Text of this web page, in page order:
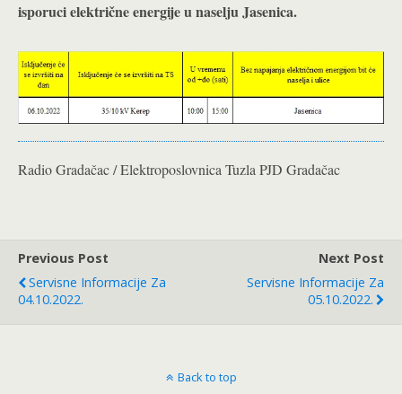
isporuci električne energije u naselju Jasenica.
Radio Gradačac / Elektroposlovnica Tuzla PJD Gradačac
Previous Post
Servisne Informacije Za
04.10.2022.
Next Post
Servisne Informacije Za
05.10.2022.
Back to top